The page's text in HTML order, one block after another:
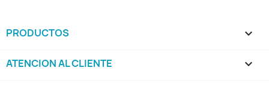
PRODUCTOS 
ATENCION AL CLIENTE 